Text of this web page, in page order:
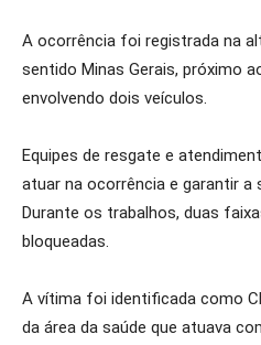
A ocorrência foi registrada na
sentido Minas Gerais, próximo
envolvendo dois veículos.
Equipes de resgate e
atuar na ocorrência e garantir a
Durante os trabalhos, duas
bloqueadas.
A vítima foi identificada como
da área da saúde que atuava